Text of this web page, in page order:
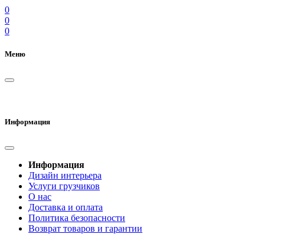
0
0
0
Меню
Информация
Информация
Дизайн интерьера
Услуги грузчиков
О нас
Доставка и оплата
Политика безопасности
Возврат товаров и гарантии